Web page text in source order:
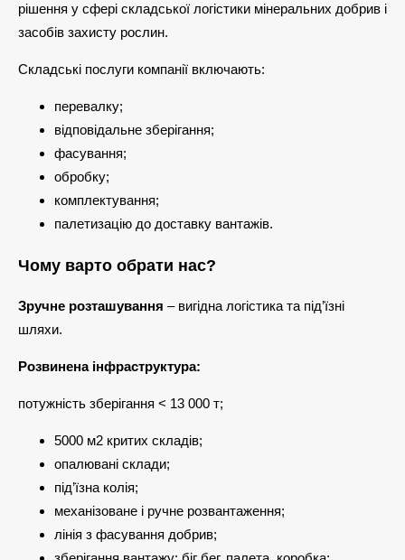
рішення у сфері складської логістики мінеральних добрив і
засобів захисту рослин.
Складські послуги компанії включають:
перевалку;
відповідальне зберігання;
фасування;
обробку;
комплектування;
палетизацію до доставку вантажів.
Чому варто обрати нас?
Зручне розташування – вигідна логістика та під’їзні
шляхи.
Розвинена інфраструктура:
потужність зберігання < 13 000 т;
5000 м2 критих складів;
опалювані склади;
під’їзна колія;
механізоване і ручне розвантаження;
лінія з фасування добрив;